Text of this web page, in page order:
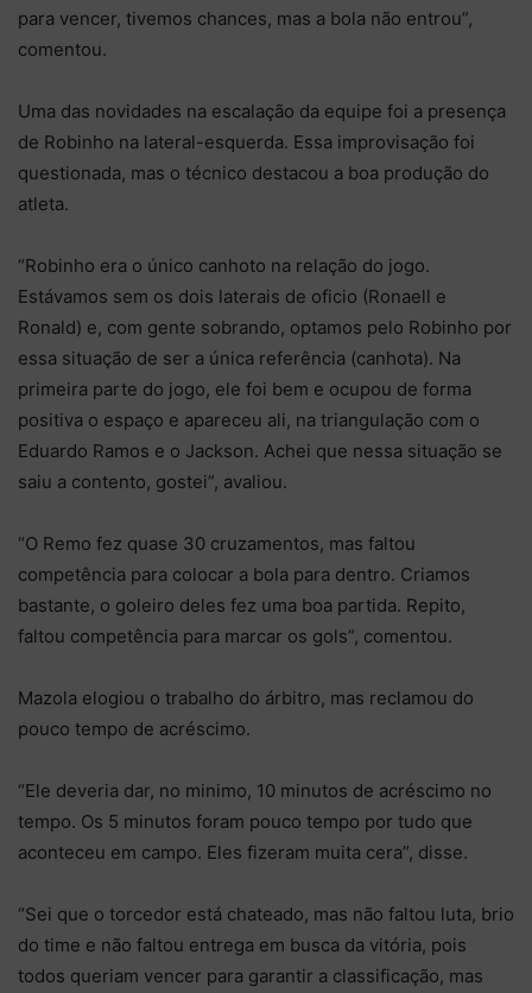
para vencer, tivemos chances, mas a bola não entrou”,
comentou.
Uma das novidades na escalação da equipe foi a presença
de Robinho na lateral-esquerda. Essa improvisação foi
questionada, mas o técnico destacou a boa produção do
atleta.
“Robinho era o único canhoto na relação do jogo.
Estávamos sem os dois laterais de oficio (Ronaell e
Ronald) e, com gente sobrando, optamos pelo Robinho por
essa situação de ser a única referência (canhota). Na
primeira parte do jogo, ele foi bem e ocupou de forma
positiva o espaço e apareceu ali, na triangulação com o
Eduardo Ramos e o Jackson. Achei que nessa situação se
saiu a contento, gostei”, avaliou.
“O Remo fez quase 30 cruzamentos, mas faltou
competência para colocar a bola para dentro. Criamos
bastante, o goleiro deles fez uma boa partida. Repito,
faltou competência para marcar os gols”, comentou.
Mazola elogiou o trabalho do árbitro, mas reclamou do
pouco tempo de acréscimo.
“Ele deveria dar, no minimo, 10 minutos de acréscimo no
tempo. Os 5 minutos foram pouco tempo por tudo que
aconteceu em campo. Eles fizeram muita cera”, disse.
“Sei que o torcedor está chateado, mas não faltou luta, brio
do time e não faltou entrega em busca da vitória, pois
todos queriam vencer para garantir a classificação, mas